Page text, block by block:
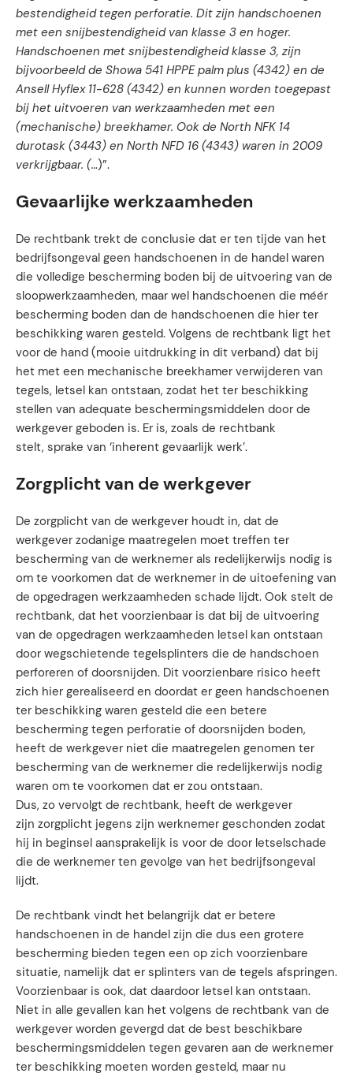
bestendigheid tegen perforatie. Dit zijn handschoenen
met een snijbestendigheid van klasse 3 en hoger.
Handschoenen met snijbestendigheid klasse 3, zijn
bijvoorbeeld de Showa 541 HPPE palm plus (4342) en de
Ansell Hyflex 11-628 (4342) en kunnen worden toegepast
bij het uitvoeren van werkzaamheden met een
(mechanische) breekhamer. Ook de North NFK 14
durotask (3443) en North NFD 16 (4343) waren in 2009
verkrijgbaar. (…)”.
Gevaarlijke werkzaamheden
De rechtbank trekt de conclusie dat er ten tijde van het
bedrijfsongeval geen handschoenen in de handel waren
die volledige bescherming boden bij de uitvoering van de
sloopwerkzaamheden, maar wel handschoenen die méér
bescherming boden dan de handschoenen die hier ter
beschikking waren gesteld. Volgens de rechtbank ligt het
voor de hand (mooie uitdrukking in dit verband) dat bij
het met een mechanische breekhamer verwijderen van
tegels, letsel kan ontstaan, zodat het ter beschikking
stellen van adequate beschermingsmiddelen door de
werkgever geboden is. Er is, zoals de rechtbank
stelt, sprake van ‘inherent gevaarlijk werk’.
Zorgplicht van de werkgever
De zorgplicht van de werkgever houdt in, dat de
werkgever zodanige maatregelen moet treffen ter
bescherming van de werknemer als redelijkerwijs nodig is
om te voorkomen dat de werknemer in de uitoefening van
de opgedragen werkzaamheden schade lijdt. Ook stelt de
rechtbank, dat het voorzienbaar is dat bij de uitvoering
van de opgedragen werkzaamheden letsel kan ontstaan
door wegschietende tegelsplinters die de handschoen
perforeren of doorsnijden. Dit voorzienbare risico heeft
zich hier gerealiseerd en doordat er geen handschoenen
ter beschikking waren gesteld die een betere
bescherming tegen perforatie of doorsnijden boden,
heeft de werkgever niet die maatregelen genomen ter
bescherming van de werknemer die redelijkerwijs nodig
waren om te voorkomen dat er zou ontstaan.
Dus, zo vervolgt de rechtbank, heeft de werkgever
zijn zorgplicht jegens zijn werknemer geschonden zodat
hij in beginsel aansprakelijk is voor de door letselschade
die de werknemer ten gevolge van het bedrijfsongeval
lijdt.
De rechtbank vindt het belangrijk dat er betere
handschoenen in de handel zijn die dus een grotere
bescherming bieden tegen een op zich voorzienbare
situatie, namelijk dat er splinters van de tegels afspringen.
Voorzienbaar is ook, dat daardoor letsel kan ontstaan.
Niet in alle gevallen kan het volgens de rechtbank van de
werkgever worden gevergd dat de best beschikbare
beschermingsmiddelen tegen gevaren aan de werknemer
ter beschikking moeten worden gesteld, maar nu